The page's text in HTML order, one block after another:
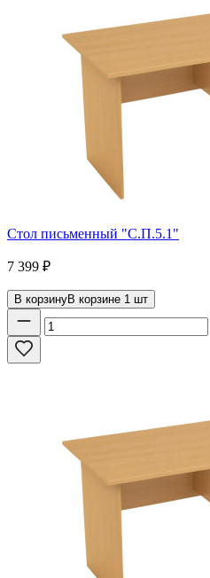
Стол письменный "С.П.5.1"
7 399 ₽
В корзинуВ корзине 1 шт